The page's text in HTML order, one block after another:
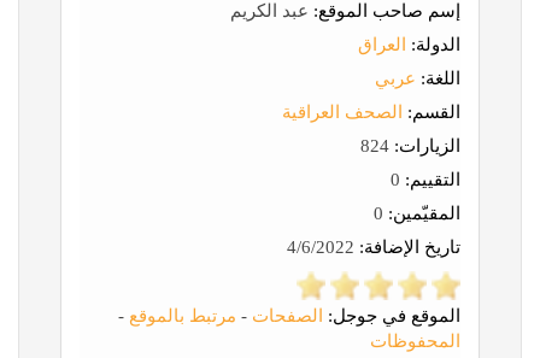
إسم صاحب الموقع: عبد الكريم
الدولة:
العراق
اللغة: عربي
القسم:
الصحف العراقية
الزيارات:
التقييم:
المقيّمين:
تاريخ الإضافة:
الموقع في جوجل: الصفحات - مرتبط بالموقع -
المحفوظات